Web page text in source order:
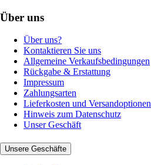
Über uns
Über uns?
Kontaktieren Sie uns
Allgemeine Verkaufsbedingungen
Rückgabe & Erstattung
Impressum
Zahlungsarten
Lieferkosten und Versandoptionen
Hinweis zum Datenschutz
Unser Geschäft
Unsere Geschäfte